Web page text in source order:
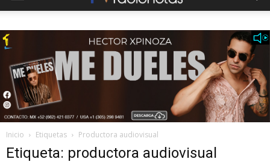
Inicio Etiquetas Productora audiovisual
Etiqueta: productora audiovisual